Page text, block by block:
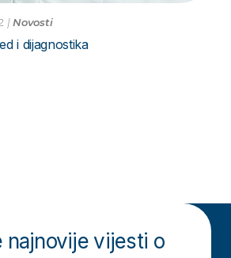
|Novosti
i dijagnostika
najnovije vijesti o